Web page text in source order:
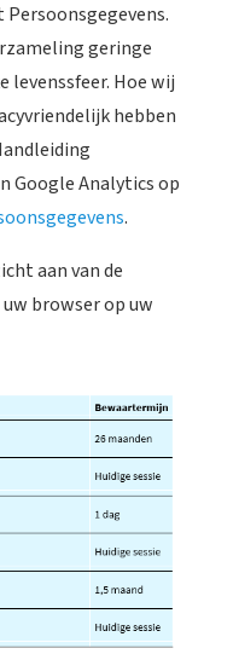
geringe
levenssfeer. Hoe wij
hebben
Google Analytics op
.
aan van de
browser op uw